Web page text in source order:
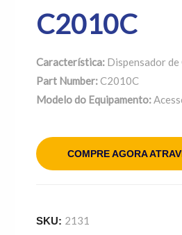
C2010C
Característica: Dispensador de
Part Number:C2010C
Modelo do Equipamento:
COMPRE AGORA
SKU: 2131